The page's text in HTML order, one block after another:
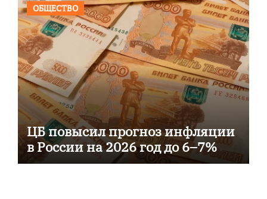
ОБЩЕСТВО
ЦБ повысил прогноз инфляции
в России на 2026 год до 6–7%